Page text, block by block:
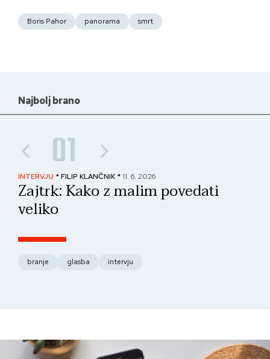
Boris Pahor panorama smrt
Najbolj brano
01
INTERVJU * FILIP KLANČNIK * 11. 6. 2026
Zajtrk: Kako z malim povedati
veliko
branje glasba intervju